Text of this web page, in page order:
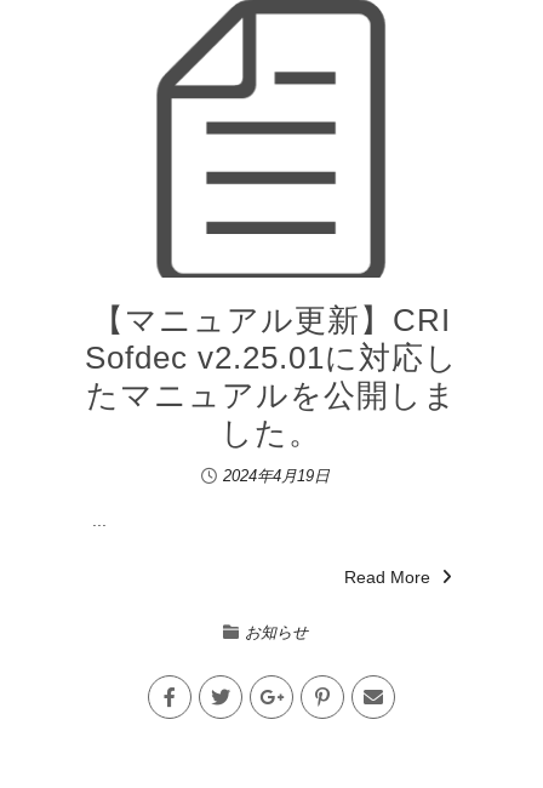
【マニュアル更新】CRI
Sofdec v2.25.01に対応し
たマニュアルを公開しま
した。
2024年4月19日
Read More
お知らせ